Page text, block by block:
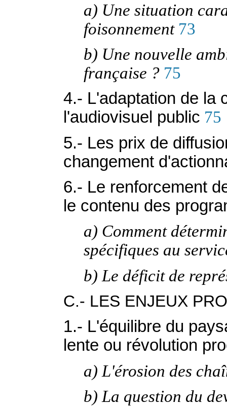
a) Une situation
foisonnement73
b) Une nouvelle
française ? 75
4.- L'adaptation de la
l'audiovisuel public 75
5.- Les prix de
changement
6.- Le renforcement
le contenu des
a) Comment
spécifiques au
b) Le déficit de
C.- LES ENJEUX
1.- L'équilibre du
lente ou révolution
a) L'érosion des
b) La question du